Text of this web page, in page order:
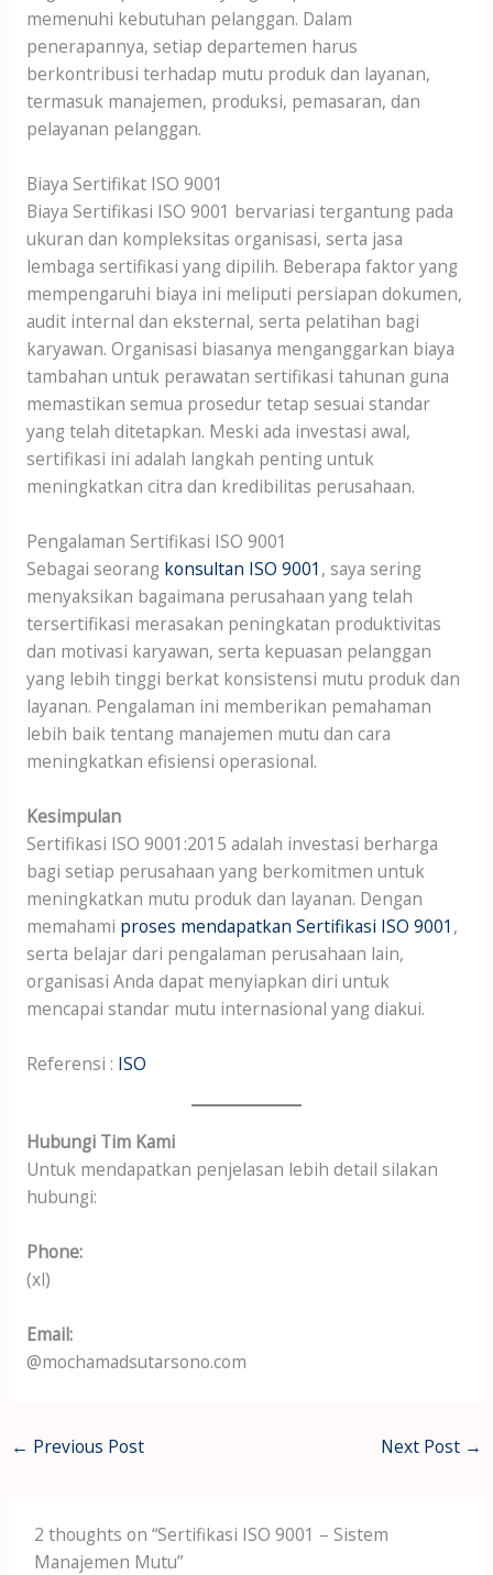
memenuhi kebutuhan pelanggan. Dalam
penerapannya, setiap departemen harus
berkontribusi terhadap mutu produk dan layanan,
termasuk manajemen, produksi, pemasaran, dan
pelayanan pelanggan.
Biaya Sertifikat ISO 9001
Biaya Sertifikasi ISO 9001 bervariasi tergantung pada
ukuran dan kompleksitas organisasi, serta jasa
lembaga sertifikasi yang dipilih. Beberapa faktor yang
mempengaruhi biaya ini meliputi persiapan dokumen,
audit internal dan eksternal, serta pelatihan bagi
karyawan. Organisasi biasanya menganggarkan biaya
tambahan untuk perawatan sertifikasi tahunan guna
memastikan semua prosedur tetap sesuai standar
yang telah ditetapkan. Meski ada investasi awal,
sertifikasi ini adalah langkah penting untuk
meningkatkan citra dan kredibilitas perusahaan.
Pengalaman Sertifikasi ISO 9001
Sebagai seorang konsultan ISO 9001 , saya sering
menyaksikan bagaimana perusahaan yang telah
tersertifikasi merasakan peningkatan produktivitas
dan motivasi karyawan, serta kepuasan pelanggan
yang lebih tinggi berkat konsistensi mutu produk dan
layanan. Pengalaman ini memberikan pemahaman
lebih baik tentang manajemen mutu dan cara
meningkatkan efisiensi operasional.
Kesimpulan
Sertifikasi ISO 9001:2015 adalah investasi berharga
bagi setiap perusahaan yang berkomitmen untuk
meningkatkan mutu produk dan layanan. Dengan
memahami proses mendapatkan Sertifikasi ISO 9001 ,
serta belajar dari pengalaman perusahaan lain,
organisasi Anda dapat menyiapkan diri untuk
mencapai standar mutu internasional yang diakui.
Referensi : ISO
Hubungi Tim Kami
Untuk mendapatkan penjelasan lebih detail silakan
hubungi:
Phone:
(xl)
Email:
@mochamadsutarsono.com
← Previous Post Next Post →
2 thoughts on “Sertifikasi ISO 9001 – Sistem
Manajemen Mutu”